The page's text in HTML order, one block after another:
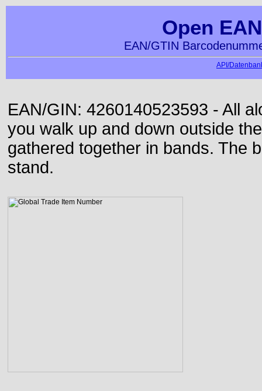
Open
EAN/GTIN
API/
EAN/GIN: 4260140523593 - All
you walk up and down outside
gathered together in bands. The
stand.